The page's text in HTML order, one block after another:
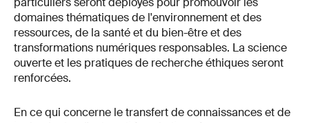
domaines thématiques de l'environnement et des
ressources, de la santé et du bien-être et des
transformations numériques responsables. La science
ouverte et les pratiques de recherche éthiques seront
renforcées.
En ce qui concerne le transfert de connaissances et de